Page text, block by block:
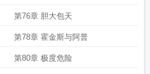
第76章 胆大包天
第78章 霍金斯与阿普
第80章 极度危险